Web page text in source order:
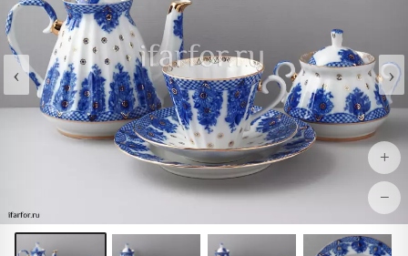
‹ ›
+
−